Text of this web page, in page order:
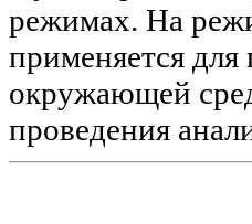
режимах. На
применяется
окружающей
проведения